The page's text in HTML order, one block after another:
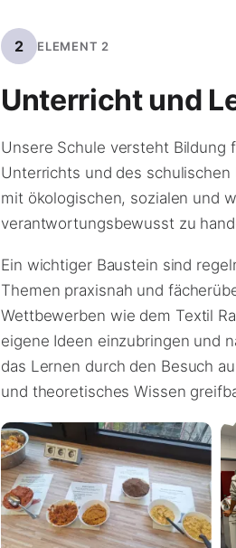
2 ELEMENT 2
Unterricht und
Unsere Schule versteht Bildung
Unterrichts und des
mit ökologischen, sozialen und
verantwortungsbewusst zu
Ein wichtiger Baustein sind
Themen praxisnah und
Wettbewerben wie dem Textil
eigene Ideen einzubringen und
das Lernen durch den Besuch
und theoretisches Wissen